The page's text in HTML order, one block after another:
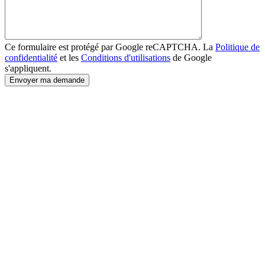
Ce formulaire est protégé par Google reCAPTCHA. La Politique de
confidentialité et les Conditions d'utilisations de Google
s'appliquent.